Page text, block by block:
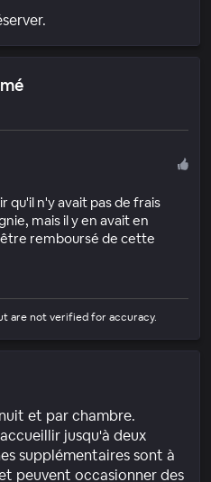
qu'il n'y avait pas de frais
mais il y en avait en
remboursé de cette
are not verified for accuracy.
et par chambre.
jusqu'à deux
supplémentaires sont à
peuvent occasionner des